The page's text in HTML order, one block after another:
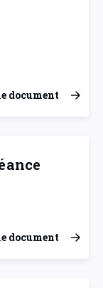
document
document